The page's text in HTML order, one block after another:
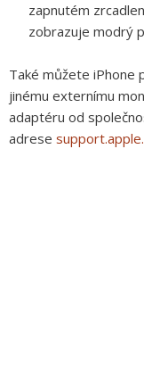
zapnutém
zobrazuje modrý
Také můžete iPhone
jinému externímu
adaptéru od
adrese